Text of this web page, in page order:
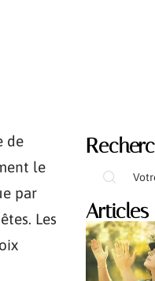
de
le
par
Les
Articles